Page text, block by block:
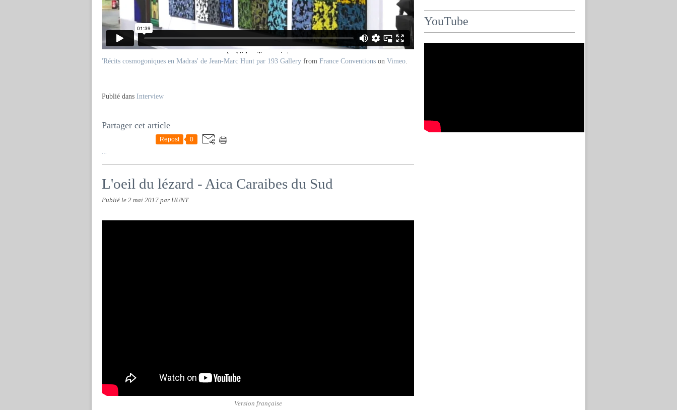
'Récits cosmogoniques en Madras' de Jean-Marc Hunt par 193 Gallery from France Conventions on Vimeo.
Publié dans Interview
Partager cet article
Repost 0
L'oeil du lézard - Aica Caraibes du Sud
Publié le 2 mai 2017 par HUNT
Version française
YouTube